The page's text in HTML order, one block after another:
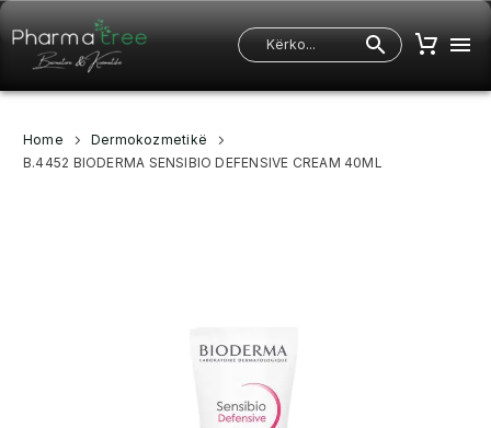
Home
Dermokozmetikë
B.4452 BIODERMA SENSIBIO DEFENSIVE CREAM 40ML